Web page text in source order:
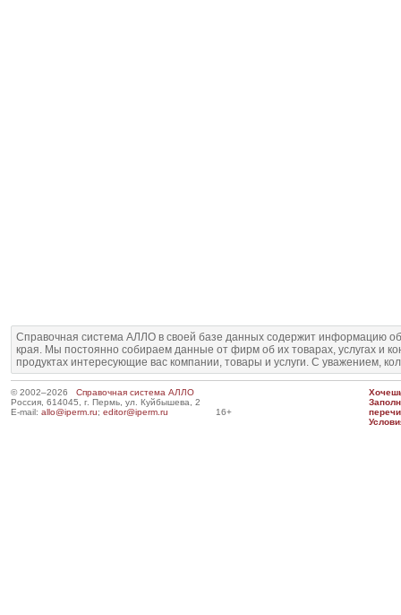
Справочная система АЛЛО в своей базе данных содержит информацию
края. Мы постоянно собираем данные от фирм об их товарах, услугах и
продуктах интересующие вас компании, товары и услуги. С уважением,
© 2002–2026 Справочная система АЛЛО
Россия, 614045, г. Пермь, ул. Куйбышева, 2
E-mail: allo@iperm.ru; editor@iperm.ru 16+